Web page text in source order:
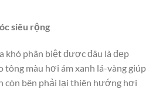
siêu rộng
khó phân biệt được đâu là đẹp
tông màu hơi ám xanh lá-vàng giúp
còn bên phải lại thiên hướng hơi